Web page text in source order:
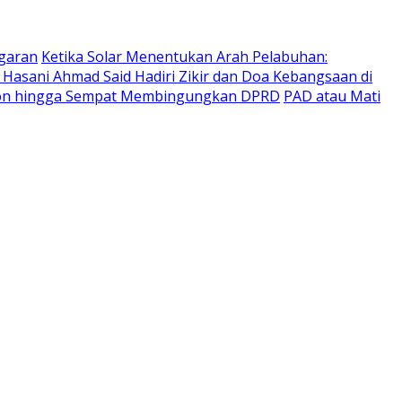
Ketika Solar Menentukan Arah Pelabuhan:
Ahmad Said Hadiri Zikir dan Doa Kebangsaan di
hingga Sempat Membingungkan DPRD PAD atau Mati